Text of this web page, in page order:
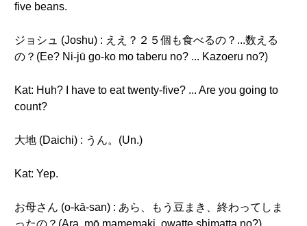
five beans.
ジョシュ (Joshu) : ええ？２５個も食べるの？...数える
の？(Ee? Ni-jū go-ko mo taberu no? ... Kazoeru no?)
Kat: Huh? I have to eat twenty-five? ... Are you going to
count?
大地 (Daichi) : うん。(Un.)
Kat: Yep.
お母さん (o-kā-san) : あら、もう豆まき、終わってしま
ったの？(Ara, mō mamemaki, owatte shimatta no?)